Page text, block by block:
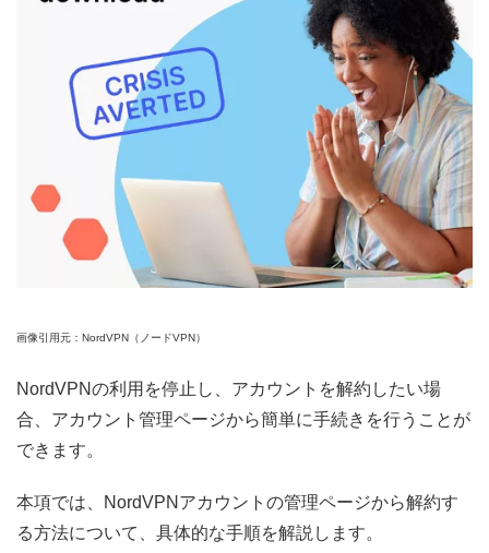
画像引用元：NordVPN（ノードVPN）
NordVPNの利用を停止し、アカウントを解約したい場
合、アカウント管理ページから簡単に手続きを行うことが
できます。
本項では、NordVPNアカウントの管理ページから解約す
る方法について、具体的な手順を解説します。